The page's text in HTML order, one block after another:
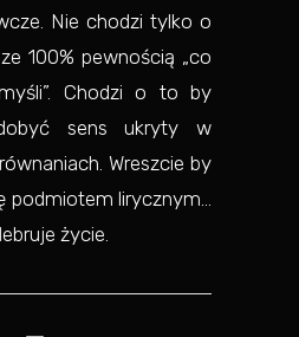
Nie chodzi tylko o
100% pewnością „co
Chodzi o to by
sens ukryty w
Wreszcie by
podmiotem lirycznym…
życie.